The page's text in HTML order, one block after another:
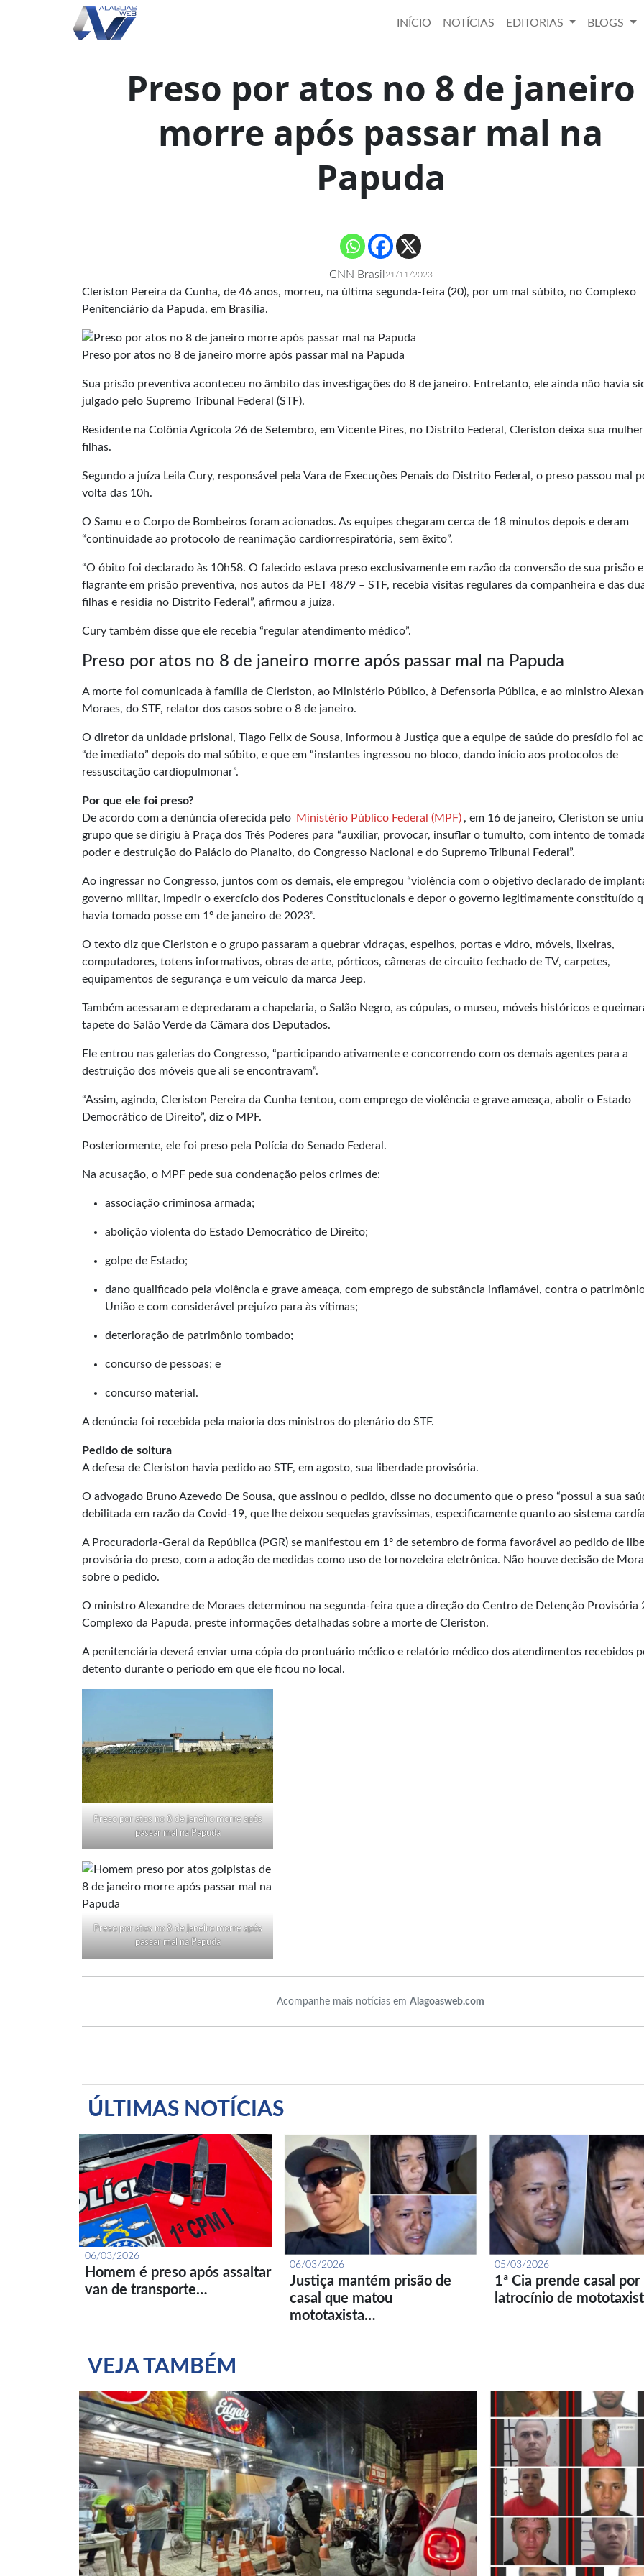
INÍCIO NOTÍCIAS EDITORIAS BLOGS
Preso por atos no 8 de janeiro
morre após passar mal na
Papuda
CNN Brasil 21/11/2023
Cleriston Pereira da Cunha, de 46 anos, morreu, na última segunda-feira (20), por um mal súbito, no Complexo
Penitenciário da Papuda, em Brasília.
Preso por atos no 8 de janeiro morre após passar mal na Papuda
Sua prisão preventiva aconteceu no âmbito das investigações do 8 de janeiro. Entretanto, ele ainda não havia
julgado pelo Supremo Tribunal Federal (STF).
Residente na Colônia Agrícola 26 de Setembro, em Vicente Pires, no Distrito Federal, Cleriston deixa sua
filhas.
Segundo a juíza Leila Cury, responsável pela Vara de Execuções Penais do Distrito Federal, o preso passou mal
volta das 10h.
O Samu e o Corpo de Bombeiros foram acionados. As equipes chegaram cerca de 18 minutos depois e deram
“continuidade ao protocolo de reanimação cardiorrespiratória, sem êxito”.
“O óbito foi declarado às 10h58. O falecido estava preso exclusivamente em razão da conversão de sua prisão
flagrante em prisão preventiva, nos autos da PET 4879 – STF, recebia visitas regulares da companheira e das
filhas e residia no Distrito Federal”, afirmou a juíza.
Cury também disse que ele recebia “regular atendimento médico”.
Preso por atos no 8 de janeiro morre após passar mal na Papuda
A morte foi comunicada à família de Cleriston, ao Ministério Público, à Defensoria Pública, e ao ministro
Moraes, do STF, relator dos casos sobre o 8 de janeiro.
O diretor da unidade prisional, Tiago Felix de Sousa, informou à Justiça que a equipe de saúde do presídio foi
“de imediato” depois do mal súbito, e que em “instantes ingressou no bloco, dando início aos protocolos de
ressuscitação cardiopulmonar”.
Por que ele foi preso?
De acordo com a denúncia oferecida pelo Ministério Público Federal (MPF) , em 16 de janeiro, Cleriston se
grupo que se dirigiu à Praça dos Três Poderes para “auxiliar, provocar, insuflar o tumulto, com intento de
poder e destruição do Palácio do Planalto, do Congresso Nacional e do Supremo Tribunal Federal”.
Ao ingressar no Congresso, juntos com os demais, ele empregou “violência com o objetivo declarado de
governo militar, impedir o exercício dos Poderes Constitucionais e depor o governo legitimamente constituído
havia tomado posse em 1º de janeiro de 2023”.
O texto diz que Cleriston e o grupo passaram a quebrar vidraças, espelhos, portas e vidro, móveis, lixeiras,
computadores, totens informativos, obras de arte, pórticos, câmeras de circuito fechado de TV, carpetes,
equipamentos de segurança e um veículo da marca Jeep.
Também acessaram e depredaram a chapelaria, o Salão Negro, as cúpulas, o museu, móveis históricos e
tapete do Salão Verde da Câmara dos Deputados.
Ele entrou nas galerias do Congresso, “participando ativamente e concorrendo com os demais agentes para a
destruição dos móveis que ali se encontravam”.
“Assim, agindo, Cleriston Pereira da Cunha tentou, com emprego de violência e grave ameaça, abolir o Estado
Democrático de Direito”, diz o MPF.
Posteriormente, ele foi preso pela Polícia do Senado Federal.
Na acusação, o MPF pede sua condenação pelos crimes de:
associação criminosa armada;
abolição violenta do Estado Democrático de Direito;
golpe de Estado;
dano qualificado pela violência e grave ameaça, com emprego de substância inflamável, contra o
União e com considerável prejuízo para às vítimas;
deterioração de patrimônio tombado;
concurso de pessoas; e
concurso material.
A denúncia foi recebida pela maioria dos ministros do plenário do STF.
Pedido de soltura
A defesa de Cleriston havia pedido ao STF, em agosto, sua liberdade provisória.
O advogado Bruno Azevedo De Sousa, que assinou o pedido, disse no documento que o preso “possui a sua
debilitada em razão da Covid-19, que lhe deixou sequelas gravíssimas, especificamente quanto ao sistema
A Procuradoria-Geral da República (PGR) se manifestou em 1º de setembro de forma favorável ao pedido de
provisória do preso, com a adoção de medidas como uso de tornozeleira eletrônica. Não houve decisão de
sobre o pedido.
O ministro Alexandre de Moraes determinou na segunda-feira que a direção do Centro de Detenção Provisória
Complexo da Papuda, preste informações detalhadas sobre a morte de Cleriston.
A penitenciária deverá enviar uma cópia do prontuário médico e relatório médico dos atendimentos recebidos
detento durante o período em que ele ficou no local.
Preso por atos no 8 de janeiro morre após
passar mal na Papuda
Preso por atos no 8 de janeiro morre após
passar mal na Papuda
Acompanhe mais notícias em Alagoasweb.com
ÚLTIMAS NOTÍCIAS
06/03/2026
Homem é preso após assaltar
van de transporte…
06/03/2026
Justiça mantém prisão de
casal que matou
mototaxista…
05/03/2026
1ª Cia prende casal por
latrocínio de
VEJA TAMBÉM